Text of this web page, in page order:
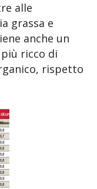
alle
grassa e
anche un
ricco di
rispetto